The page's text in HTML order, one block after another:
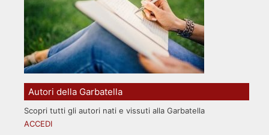
Autori della Garbatella
Scopri tutti gli autori nati e vissuti alla Garbatella
ACCEDI